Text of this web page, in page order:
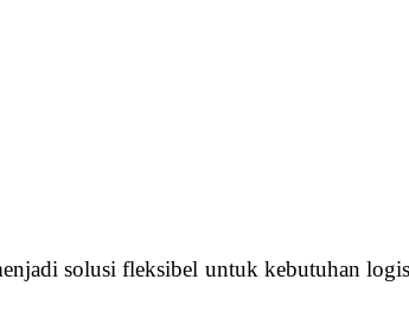
solusi fleksibel untuk kebutuhan